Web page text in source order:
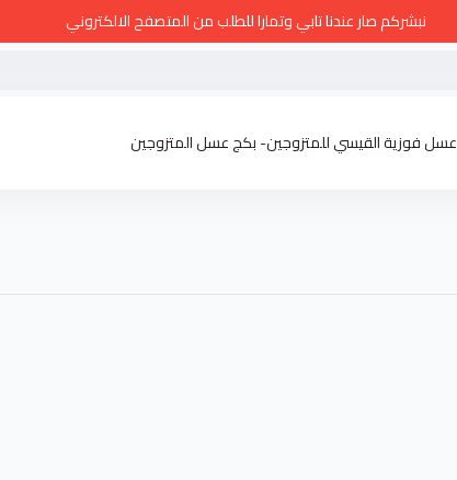
نبشركم صار عندنا تابي وتمارا للطلب من المتصفح الالكتروني
عسل فوزية القيسي للمتزوجين- بكج عسل المتزوجين